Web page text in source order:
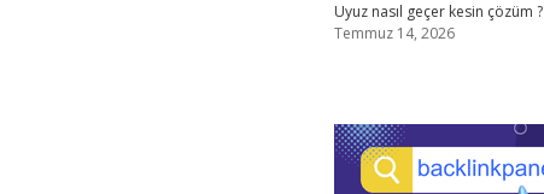
Uyuz nasıl geçer kesin çözüm ?
Temmuz 14, 2026